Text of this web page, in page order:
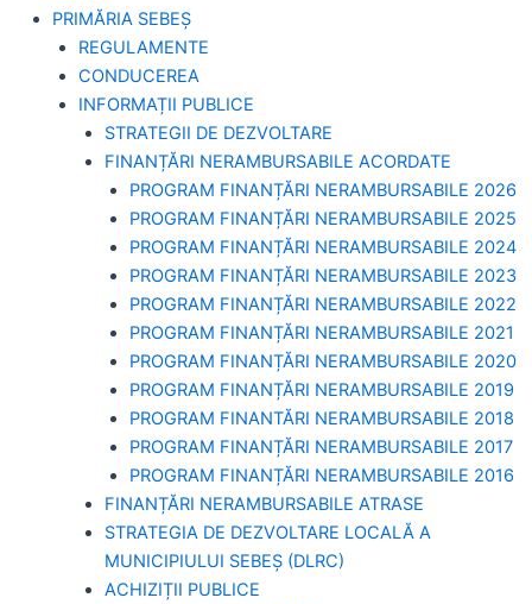
PRIMĂRIA SEBEȘ
REGULAMENTE
CONDUCEREA
INFORMAȚII PUBLICE
STRATEGII DE DEZVOLTARE
FINANȚĂRI NERAMBURSABILE ACORDATE
PROGRAM FINANȚĂRI NERAMBURSABILE 2026
PROGRAM FINANȚĂRI NERAMBURSABILE 2025
PROGRAM FINANȚĂRI NERAMBURSABILE 2024
PROGRAM FINANȚĂRI NERAMBURSABILE 2023
PROGRAM FINANȚĂRI NERAMBURSABILE 2022
PROGRAM FINANȚĂRI NERAMBURSABILE 2021
PROGRAM FINANȚĂRI NERAMBURSABILE 2020
PROGRAM FINANȚĂRI NERAMBURSABILE 2019
PROGRAM FINANTĂRI NERAMBURSABILE 2018
PROGRAM FINANȚĂRI NERAMBURSABILE 2017
PROGRAM FINANȚĂRI NERAMBURSABILE 2016
FINANȚĂRI NERAMBURSABILE ATRASE
STRATEGIA DE DEZVOLTARE LOCALĂ A
MUNICIPIULUI SEBEȘ (DLRC)
ACHIZIȚII PUBLICE